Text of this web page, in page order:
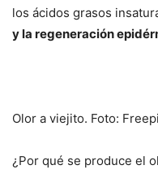
los ácidos grasos
y la regeneración
Olor a viejito. Foto:
¿Por qué se produce el